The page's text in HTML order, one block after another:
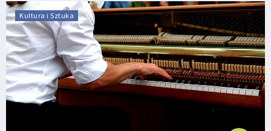
Kultura i Sztuka